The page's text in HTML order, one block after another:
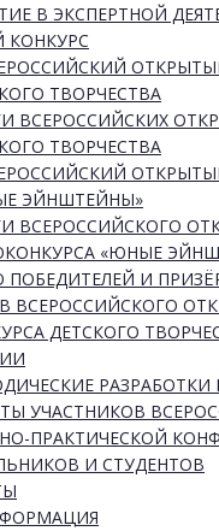
В ЭКСПЕРТНОЙ
КОНКУРС
ТВОРЧЕСТВА
ВСЕРОССИЙСКИХ
ТВОРЧЕСТВА
ЭЙНШТЕЙНЫ»
ВСЕРОССИЙСКОГО
«ЮНЫЕ
ПОБЕДИТЕЛЕЙ И
ВСЕРОССИЙСКОГО
ДЕТСКОГО
РАЗРАБОТКИ
УЧАСТНИКОВ
ПРАКТИЧЕСКОЙ
И СТУДЕНТОВ